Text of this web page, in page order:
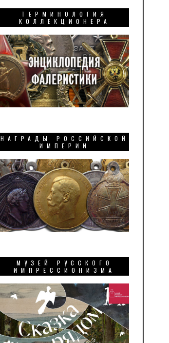
ТЕРМИНОЛОГИЯ
КОЛЛЕКЦИОНЕРА
НАГРАДЫ РОССИЙСКОЙ
ИМПЕРИИ
МУЗЕЙ РУССКОГО
ИМПРЕССИОНИЗМА